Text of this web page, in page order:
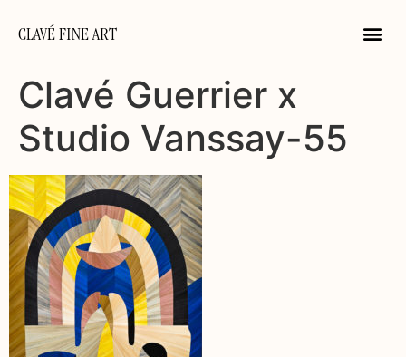
CLAVÉ FINE ART
Clavé Guerrier x
Studio Vanssay-55